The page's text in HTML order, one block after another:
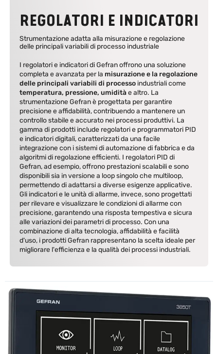
REGOLATORI E INDICATORI
Strumentazione adatta alla misurazione e regolazione
delle principali variabili di processo industriale
I regolatori e indicatori di Gefran offrono una soluzione
completa e avanzata per la misurazione e la regolazione
delle principali variabili di processo industriali come
temperatura, pressione, umiditàe altro. La
strumentazione Gefran è progettata per garantire
precisione e affidabilità, contribuendo a mantenere un
controllo stabile e accurato nei processi produttivi. La
gamma di prodotti include regolatori e programmatori PID
e indicatori digitali, caratterizzati da una facile
integrazione con i sistemi di automazione di fabbrica e da
algoritmi di regolazione efficienti. I regolatori PID di
Gefran, ad esempio, offrono prestazioni scalabili e sono
disponibili sia in versione a loop singolo che multiloop,
permettendo di adattarsi a diverse esigenze applicative.
Gli indicatori e le unità di allarme, invece, sono progettati
per rilevare e visualizzare le condizioni di allarme con
precisione, garantendo una risposta tempestiva e sicura
alle variazioni dei parametri di processo. Con una
combinazione di alta tecnologia, affidabilità e facilità
d'uso, i prodotti Gefran rappresentano la scelta ideale per
migliorare l'efficienza e la qualità dei processi industriali.